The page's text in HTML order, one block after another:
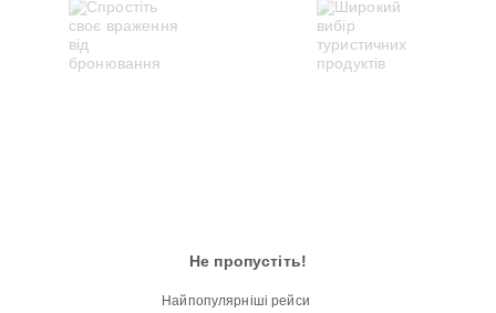
Не пропустіть!
Найпопулярніші рейси